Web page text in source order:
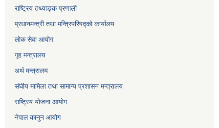
राष्ट्रिय तथ्याङ्क प्रणाली
प्रधानमन्त्री तथा मन्त्रिपरिषद्को कार्यालय
लोक सेवाआयोग
गृह मन्त्रालय
अर्थ मन्त्रालय
संघीय मामिला तथा सामान्य प्रशासन मन्त्रालय
राष्ट्रिय योजना आयोग
नेपाल कानुन आयोग